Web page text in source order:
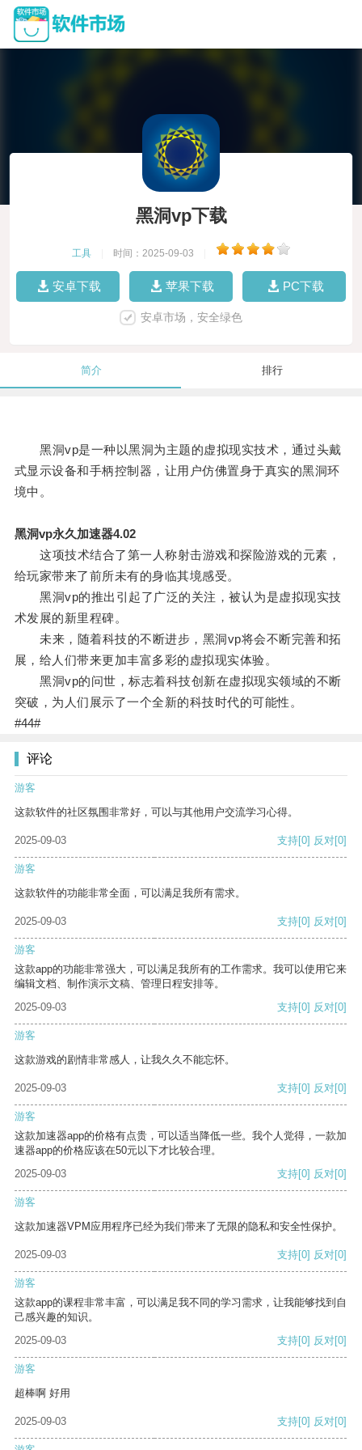
黑洞vp下载
工具 时间：2025-09-03
安卓下载 苹果下载 PC下载
安卓市场，安全绿色
简介 排行
黑洞vp是一种以黑洞为主题的虚拟现实技术，通过头戴
式显示设备和手柄控制器，让用户仿佛置身于真实的黑洞环
境中。
黑洞vp永久加速器4.02
这项技术结合了第一人称射击游戏和探险游戏的元素，
给玩家带来了前所未有的身临其境感受。
黑洞vp的推出引起了广泛的关注，被认为是虚拟现实技
术发展的新里程碑。
未来，随着科技的不断进步，黑洞vp将会不断完善和拓
展，给人们带来更加丰富多彩的虚拟现实体验。
黑洞vp的问世，标志着科技创新在虚拟现实领域的不断
突破，为人们展示了一个全新的科技时代的可能性。
#44#
评论
游客
这款软件的社区氛围非常好，可以与其他用户交流学习心得。
2025-09-03 支持[0] 反对[0]
游客
这款软件的功能非常全面，可以满足我所有需求。
2025-09-03 支持[0] 反对[0]
游客
这款app的功能非常强大，可以满足我所有的工作需求。我可以使用它来
编辑文档、制作演示文稿、管理日程安排等。
2025-09-03
支持[0] 反对[0]
游客
这款游戏的剧情非常感人，让我久久不能忘怀。
2025-09-03 支持[0] 反对[0]
游客
这款加速器app的价格有点贵，可以适当降低一些。我个人觉得，一款加
速器app的价格应该在50元以下才比较合理。
2025-09-03
支持[0] 反对[0]
游客
这款加速器VPM应用程序已经为我们带来了无限的隐私和安全性保护。
2025-09-03 支持[0] 反对[0]
游客
这款app的课程非常丰富，可以满足我不同的学习需求，让我能够找到自
己感兴趣的知识。
2025-09-03
支持[0] 反对[0]
游客
超棒啊 好用
2025-09-03 支持[0] 反对[0]